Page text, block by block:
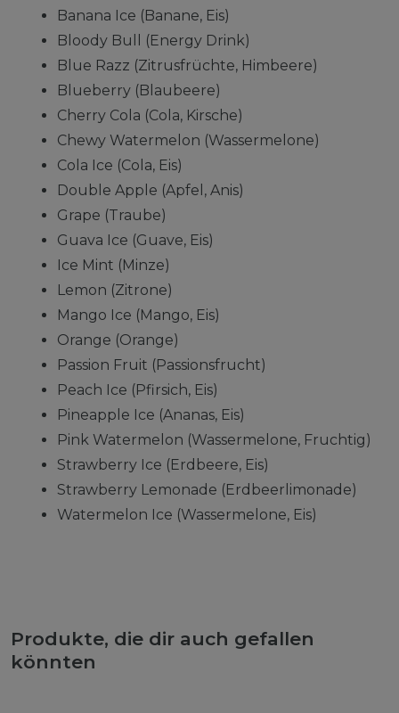
Banana Ice (Banane, Eis)
Bloody Bull (Energy Drink)
Blue Razz (Zitrusfrüchte, Himbeere)
Blueberry (Blaubeere)
Cherry Cola (Cola, Kirsche)
Chewy Watermelon (Wassermelone)
Cola Ice (Cola, Eis)
Double Apple (Apfel, Anis)
Grape (Traube)
Guava Ice (Guave, Eis)
Ice Mint (Minze)
Lemon (Zitrone)
Mango Ice (Mango, Eis)
Orange (Orange)
Passion Fruit (Passionsfrucht)
Peach Ice (Pfirsich, Eis)
Pineapple Ice (Ananas, Eis)
Pink Watermelon (Wassermelone, Fruchtig)
Strawberry Ice (Erdbeere, Eis)
Strawberry Lemonade (Erdbeerlimonade)
Watermelon Ice (Wassermelone, Eis)
Produkte, die dir auch gefallen
könnten